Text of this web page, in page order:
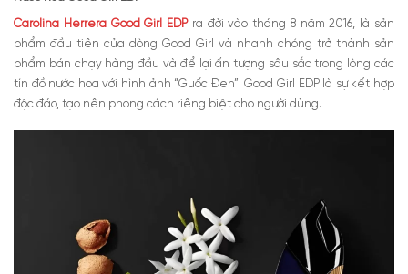
Carolina Herrera Good Girl EDPra đời vào tháng 8 năm 2016, là sản
phẩm đầu tiên của dòng Good Girl và nhanh chóng trở thành sản
phẩm bán chạy hàng đầu và để lại ấn tượng sâu sắc trong lòng các
tín đồ nước hoa với hình ảnh “Guốc Đen”. Good Girl EDP là sự kết hợp
độc đáo, tạo nên phong cách riêng biệt cho người dùng.